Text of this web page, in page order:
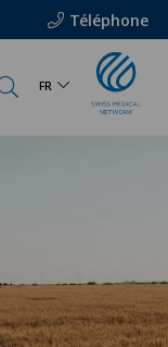
Téléphone
FR